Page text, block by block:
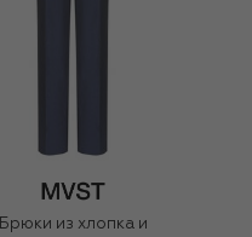
Брюки из хлопка и